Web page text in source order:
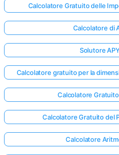
Calcolatore Gratuito delle
Calcolatore di
Solutore
Calcolatore gratuito per la
Calcolatore
Calcolatore Gratuito del
Calcolatore